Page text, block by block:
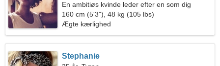
En ambitiøs kvinde leder efter en som dig
160 cm (5'3"), 48 kg (105 lbs)
Ægte kærlighed
Stephanie